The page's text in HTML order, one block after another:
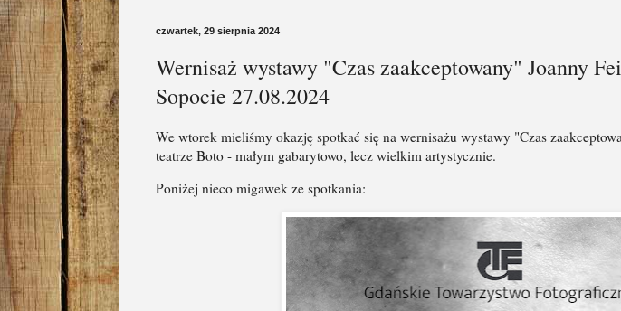
czwartek, 29 sierpnia 2024
Wernisaż wystawy "Czas zaakceptowany" Joanny
Sopocie 27.08.2024
We wtorek mieliśmy okazję spotkać się na wernisażu wystawy "Czas
teatrze Boto - małym gabarytowo, lecz wielkim artystycznie.
Poniżej nieco migawek ze spotkania: